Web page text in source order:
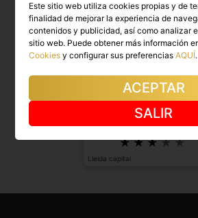
Madurita CD gordita, ideal para
clase de aven...
Lleida capital
Este sitio web utiliza cookies propias y de
finalidad de mejorar la experiencia de
contenidos y publicidad, así como analizar
sitio web. Puede obtener más información
Cookies y configurar sus preferenciasAQUÍ.
ACEPTAR
SALIR